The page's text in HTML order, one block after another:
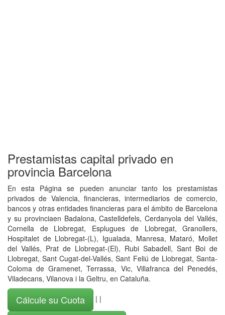
Prestamistas capital privado en
provincia Barcelona
En esta Página se pueden anunciar tanto los prestamistas
privados de Valencia, financieras, intermediarios de comercio,
bancos y otras entidades financieras para el ámbito de Barcelona
y su provinciaen Badalona, Castelldefels, Cerdanyola del Vallés,
Cornella de Llobregat, Esplugues de Llobregat, Granollers,
Hospitalet de Llobregat-(L), Igualada, Manresa, Mataró, Mollet
del Vallés, Prat de Llobregat-(El), Rubi Sabadell, Sant Boi de
Llobregat, Sant Cugat-del-Vallés, Sant Feliú de Llobregat, Santa-
Coloma de Gramenet, Terrassa, Vic, Villafranca del Penedés,
Viladecans, Vilanova i la Geltru, en Cataluña.
Cálcule su Cuota | |